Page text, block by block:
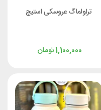
تراولماگ عروسکی استیچ
تومان1,100,000